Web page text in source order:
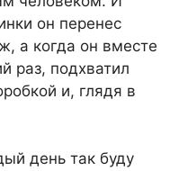
он перенес
а когда он вместе
раз, подхватил
и, глядя в
день так буду